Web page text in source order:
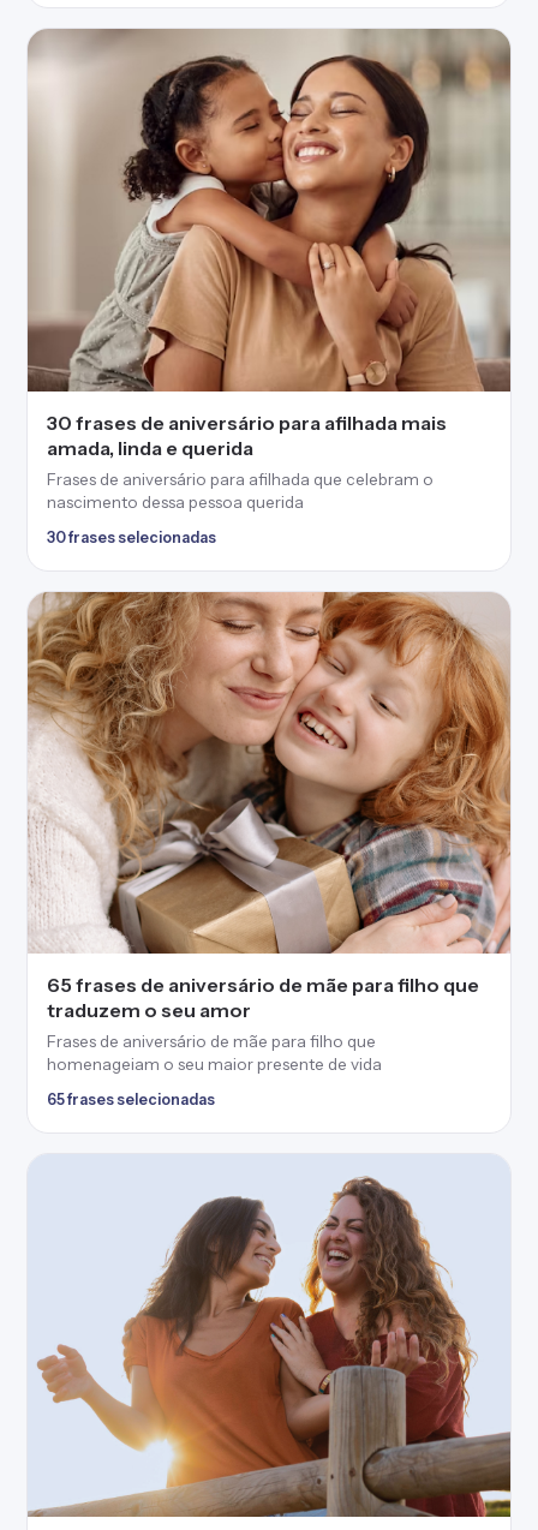
30 frases de aniversário para afilhada mais
amada, linda e querida
Frases de aniversário para afilhada que celebram o
nascimento dessa pessoa querida
30 frases selecionadas
65 frases de aniversário de mãe para filho que
traduzem o seu amor
Frases de aniversário de mãe para filho que
homenageiam o seu maior presente de vida
65 frases selecionadas